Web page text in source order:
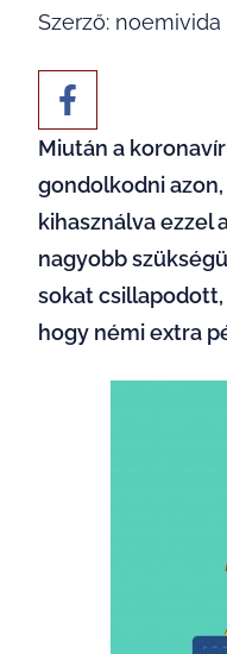
Szerző: noemivida
Miután a
gondolkodni
kihasználva ezzel
nagyobb
sokat
hogy némi extra